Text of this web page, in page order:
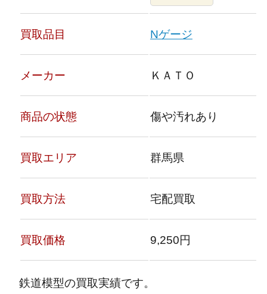
買取品目 Nゲージ
メーカー ＫＡＴＯ
商品の状態 傷や汚れあり
買取エリア 群馬県
買取方法 宅配買取
買取価格 9,250円
鉄道模型の買取実績です。